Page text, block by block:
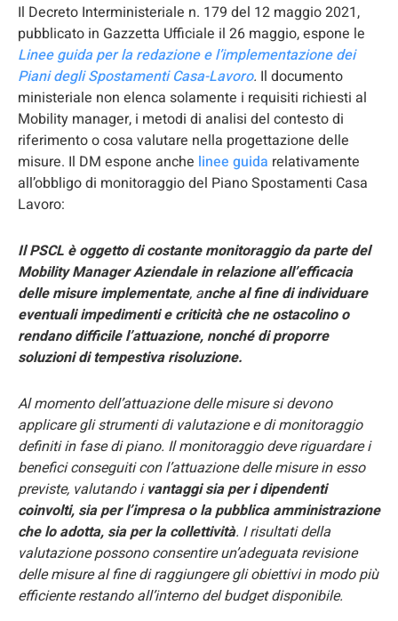
Il Decreto Interministeriale n. 179 del 12 maggio 2021,
pubblicato in Gazzetta Ufficiale il 26 maggio, espone le
Linee guida per la redazione e l’implementazione dei
Piani degli Spostamenti Casa-Lavoro. Il documento
ministeriale non elenca solamente i requisiti richiesti al
Mobility manager, i metodi di analisi del contesto di
riferimento o cosa valutare nella progettazione delle
misure. Il DM espone anche linee guida relativamente
all’obbligo di monitoraggio del Piano Spostamenti Casa
Lavoro:
Il PSCL è oggetto di costante monitoraggio da parte del
Mobility Manager Aziendale in relazione all’efficacia
delle misure implementate, anche al fine di individuare
eventuali impedimenti e criticità che ne ostacolino o
rendano difficile l’attuazione, nonché di proporre
soluzioni di tempestiva risoluzione.
Al momento dell’attuazione delle misure si devono
applicare gli strumenti di valutazione e di monitoraggio
definiti in fase di piano. Il monitoraggio deve riguardare i
benefici conseguiti con l’attuazione delle misure in esso
previste, valutando ivantaggi sia per i dipendenti
coinvolti, sia per l’impresa o la pubblica amministrazione
che lo adotta, sia per la collettività. I risultati della
valutazione possono consentire un’adeguata revisione
delle misure al fine di raggiungere gli obiettivi in modo più
efficiente restando all’interno del budget disponibile.